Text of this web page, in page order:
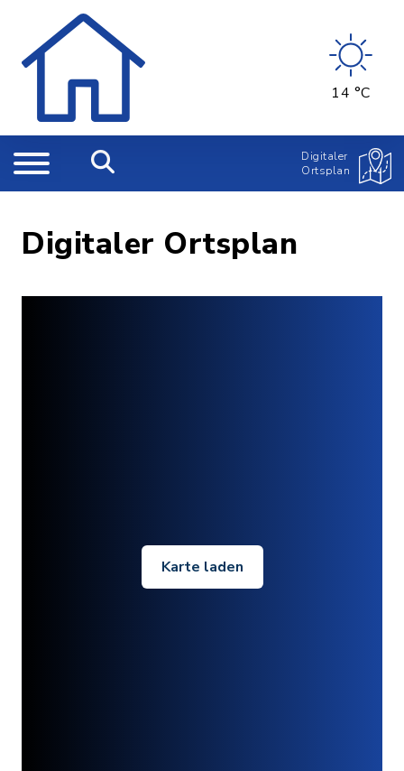
14 °C
Digitaler
Ortsplan
Digitaler Ortsplan
Karte laden